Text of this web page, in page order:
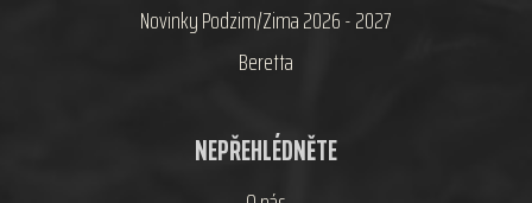
Novinky Podzim/Zima 2026 - 2027
Beretta
NEPŘEHLÉDNĚTE